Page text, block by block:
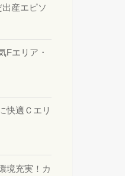
産エピソ
Fエリア・
快適Ｃエリ
境充実！カ